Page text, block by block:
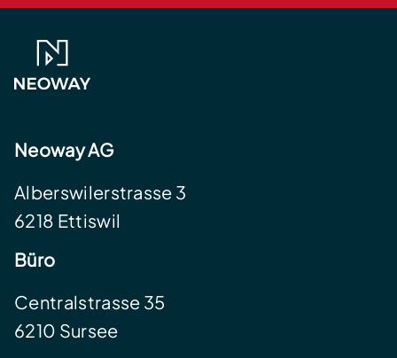
Neoway AG
Alberswilerstrasse 3
6218 Ettiswil
Büro
Centralstrasse 35
6210 Sursee